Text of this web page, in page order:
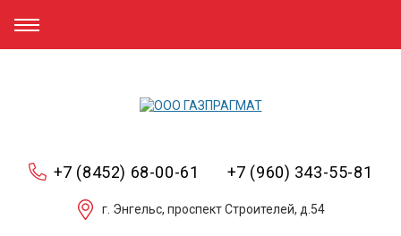
+7 (8452) 68-00-61 +7 (960) 343-55-81
г. Энгельс, проспект Строителей, д.54